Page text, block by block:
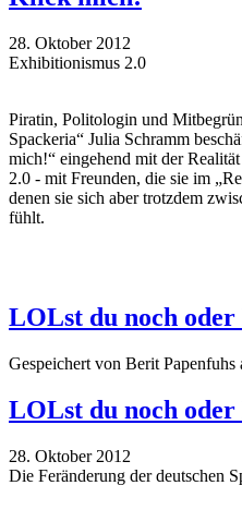
28. Oktober 2012
Exhibitionismus 2.0
Piratin, Politologin und
Spackeria“ Julia Schramm
mich!“ eingehend mit der
2.0 - mit Freunden, die sie im
denen sie sich aber trotzdem
fühlt.
LOLst du noch oder
Gespeichert von Berit Papenfuhs
LOLst du noch oder
28. Oktober 2012
Die Feränderung der deutschen